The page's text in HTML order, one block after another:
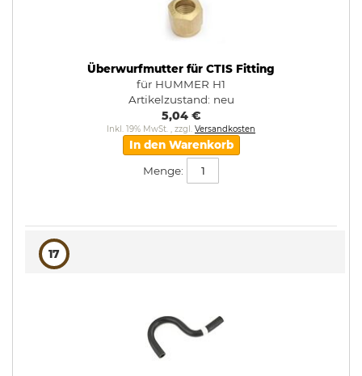
Überwurfmutter für CTIS Fitting
für HUMMER H1
Artikelzustand: neu
5,04 €
Inkl. 19% MwSt. , zzgl. Versandkosten
In den Warenkorb
Menge:
17